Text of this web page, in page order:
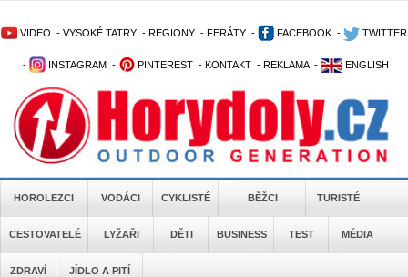
VIDEO - VYSOKÉ TATRY - REGIONY - FERÁTY - FACEBOOK - TWITTER
- INSTAGRAM - PINTEREST - KONTAKT - REKLAMA - ENGLISH
HOROLEZCI VODÁCI CYKLISTÉ BĚŽCI TURISTÉ
CESTOVATELÉ LYŽAŘI DĚTI BUSINESS TEST MÉDIA
ZDRAVÍ JÍDLO A PITÍ